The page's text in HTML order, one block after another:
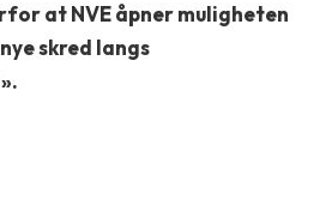
at NVE åpner muligheten
skred langs